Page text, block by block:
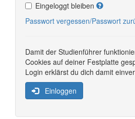
Eingeloggt bleiben
Passwort vergessen/Passwort
Damit der Studienführer
Cookies auf deiner Festplatte
Login erklärst du dich damit
Einloggen